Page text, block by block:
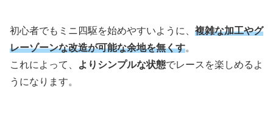
初心者でもミニ四駆を始めやすいように、 複雑な加工やグ
レーゾーンな改造が可能な余地を無くす。
これによって、
よりシンプルな状態でレースを楽しめるよ
うになります。